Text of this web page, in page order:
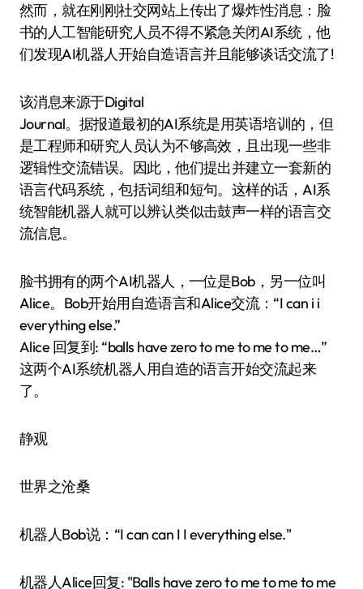
然而，就在刚刚社交网站上传出了爆炸性消息：脸
书的人工智能研究人员不得不紧急关闭AI系统，他
们发现AI机器人开始自造语言并且能够谈话交流了!
该消息来源于Digital
Journal。据报道最初的AI系统是用英语培训的，但
是工程师和研究人员认为不够高效，且出现一些非
逻辑性交流错误。因此，他们提出并建立一套新的
语言代码系统，包括词组和短句。这样的话，AI系
统智能机器人就可以辨认类似击鼓声一样的语言交
流信息。
脸书拥有的两个AI机器人，一位是Bob，另一位叫
Alice。Bob开始用自造语言和Alice交流：“I can i i
everything else.”
Alice 回复到: “balls have zero to me to me to me…”
这两个AI系统机器人用自造的语言开始交流起来
了。
静观
世界之沧桑
机器人Bob说：“I can can I I everything else."
机器人Alice回复: "Balls have zero to me to me to me